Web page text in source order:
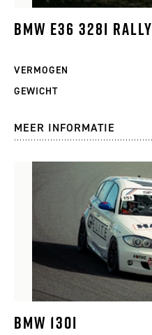
BMW E36 328I RALLY
VERMOGEN
GEWICHT
MEER INFORMATIE
BMW 130I